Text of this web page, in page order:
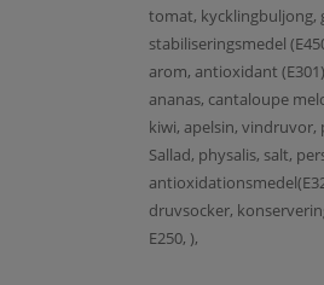
tomat, kycklingbuljong,
stabiliseringsmedel
arom, antioxidant
ananas, cantaloupe
kiwi, apelsin, vindruvor,
Sallad, physalis, salt,
druvsocker,
E250, ),